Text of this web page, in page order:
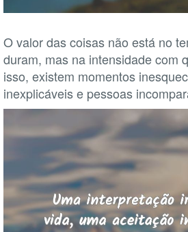
O valor das coisas não está no
duram, mas na intensidade com
isso, existem momentos
inexplicáveis e pessoas